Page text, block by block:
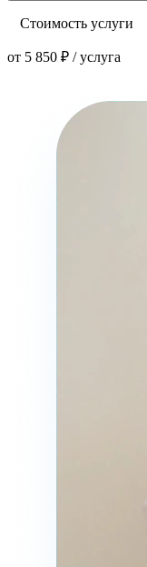
Стоимость услуги
от 5 850 ₽ / услуга